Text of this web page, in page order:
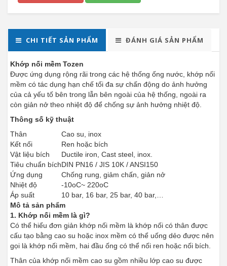
CHI TIẾT SẢN PHẨM ĐÁNH GIÁ SẢN PHẨM
Khớp nối mềm Tozen
Được ứng dụng rộng rãi trong các hệ thống ống nước, khớp nối
mềm có tác dụng hạn chế tối đa sự chấn động do ảnh hưởng
của cả yếu tố bên trong lẫn bên ngoài của hệ thống, ngoài ra
còn giản nở theo nhiệt độ để chống sự ảnh hưởng nhiệt độ.
Thông số kỹ thuật
Thân
Cao su, inox
Kết nối
Ren hoặc bích
Vật liệu bích
Ductile iron, Cast steel, inox.
Tiêu chuẩn bíchDIN PN16 / JIS 10K / ANSI150
Ứng dụng
Chống rung, giảm chấn, giản nở
Nhiệt độ
-10oC~ 220oC
Áp suất
10 bar, 16 bar, 25 bar, 40 bar,…
Mô tả sản phẩm
1. Khớp nối mềm là gì?
Có thể hiểu đơn giản khớp nối mềm là khớp nối có thân được
cấu tạo bằng cao su hoặc inox mềm có thể uống dẻo được nên
gọi là khớp nối mềm, hai đầu ống có thể nối ren hoặc nối bích.
Thân của khớp nối mềm cao su gồm nhiều lớp cao su được